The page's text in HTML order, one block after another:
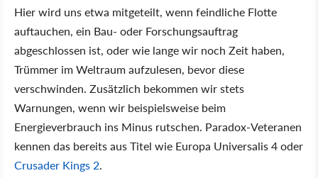
Hier wird uns etwa mitgeteilt, wenn feindliche Flotte
auftauchen, ein Bau- oder Forschungsauftrag
abgeschlossen ist, oder wie lange wir noch Zeit haben,
Trümmer im Weltraum aufzulesen, bevor diese
verschwinden. Zusätzlich bekommen wir stets
Warnungen, wenn wir beispielsweise beim
Energieverbrauch ins Minus rutschen. Paradox-Veteranen
kennen das bereits aus Titel wie Europa Universalis 4 oder
Crusader Kings 2.